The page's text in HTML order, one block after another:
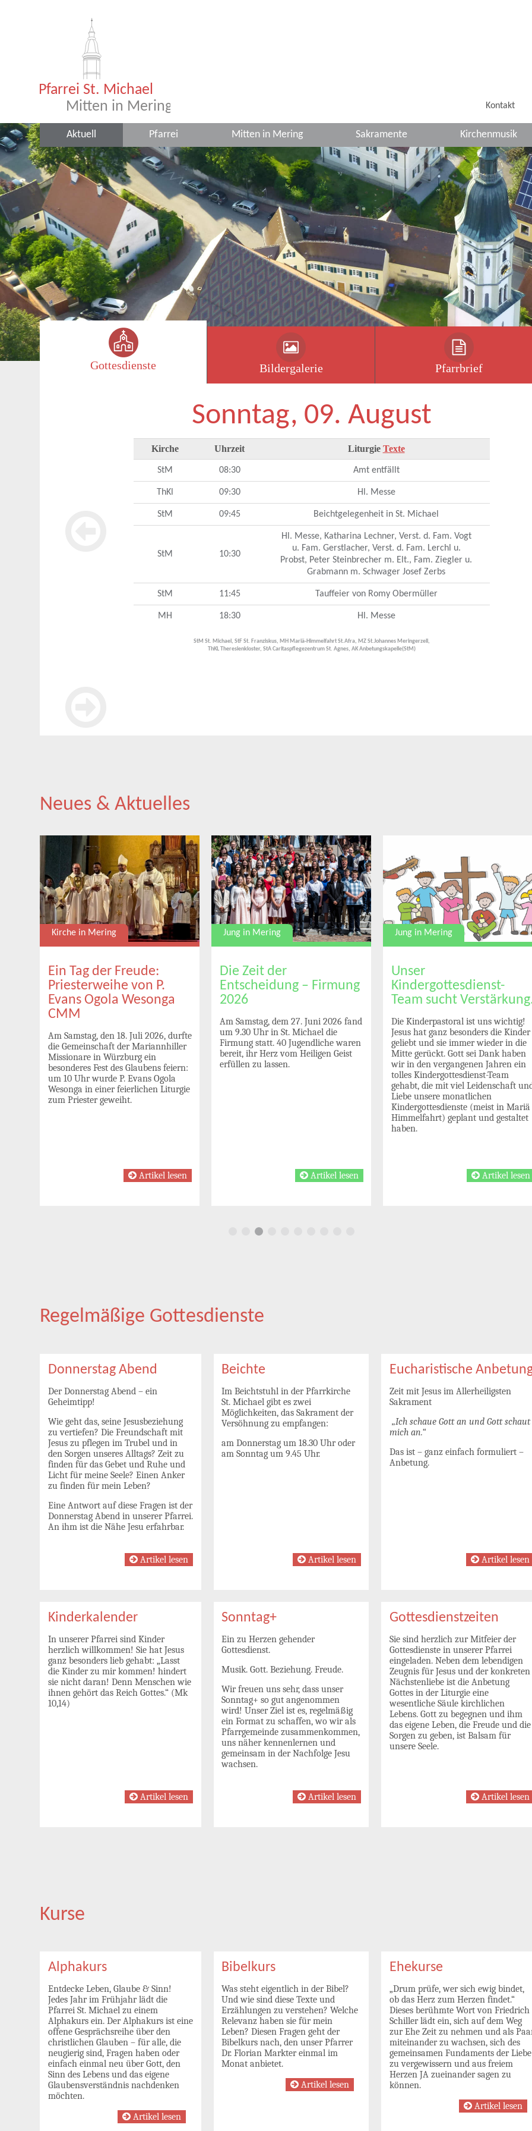
Kontakt
Aktuell Pfarrei Mitten in Mering Sakramente Kirchenmusik
Gottesdienste Bildergalerie Pfarrbrief
Sonntag, 09. August
Kirche Uhrzeit Liturgie Texte
StM 08:30 Amt entfällt
ThKl 09:30 Hl. Messe
StM 09:45 Beichtgelegenheit in St. Michael
StM 10:30
Hl. Messe, Katharina Lechner, Verst. d. Fam. Vogt
u. Fam. Gerstlacher, Verst. d. Fam. Lerchl u.
Probst, Peter Steinbrecher m. Elt., Fam. Ziegler u.
Grabmann m. Schwager Josef Zerbs
StM 11:45 Tauffeier von Romy Obermüller
MH 18:30 Hl. Messe
StM St. Michael, StF St. Franziskus, MH Mariä-Himmelfahrt St.Afra, MZ St.Johannes Meringerzell,
ThKL Theresienkloster, StA Caritaspflegezentrum St. Agnes, AK Anbetungskapelle(StM)
Neues & Aktuelles
Kirche in Mering
Ein Tag der Freude:
Priesterweihe von P.
Evans Ogola Wesonga
CMM
Am Samstag, den 18. Juli 2026, durfte
die Gemeinschaft der Mariannhiller
Missionare in Würzburg ein
besonderes Fest des Glaubens feiern:
um 10 Uhr wurde P. Evans Ogola
Wesonga in einer feierlichen Liturgie
zum Priester geweiht.
Artikel lesen
Jung in Mering
Die Zeit der
Entscheidung – Firmung
2026
Am Samstag, dem 27. Juni 2026 fand
um 9.30 Uhr in St. Michael die
Firmung statt. 40 Jugendliche waren
bereit, ihr Herz vom Heiligen Geist
erfüllen zu lassen.
Artikel lesen
Jung in Mering
Unser
Kindergottesdienst-
Team sucht
Die Kinderpastoral ist uns wichtig!
Jesus hat ganz besonders die Kinder
geliebt und sie immer wieder in die
Mitte gerückt. Gott sei Dank haben
wir in den vergangenen Jahren ein
tolles Kindergottesdienst-Team
gehabt, die mit viel Leidenschaft
Liebe unsere monatlichen
Kindergottesdienste (meist in Mariä
Himmelfahrt) geplant und gestaltet
haben.
Artikel lesen
Regelmäßige Gottesdienste
Donnerstag Abend
Der Donnerstag Abend – ein
Geheimtipp!
Wie geht das, seine Jesusbeziehung
zu vertiefen? Die Freundschaft mit
Jesus zu pflegen im Trubel und in
den Sorgen unseres Alltags? Zeit zu
finden für das Gebet und Ruhe und
Licht für meine Seele? Einen Anker
zu finden für mein Leben?
Eine Antwort auf diese Fragen ist der
Donnerstag Abend in unserer Pfarrei.
An ihm ist die Nähe Jesu erfahrbar.
Artikel lesen
Beichte
Im Beichtstuhl in der Pfarrkirche
St. Michael gibt es zwei
Möglichkeiten, das Sakrament der
Versöhnung zu empfangen:
am Donnerstag um 18.30 Uhr oder
am Sonntag um 9.45 Uhr.
Artikel lesen
Eucharistische
Zeit mit Jesus im Allerheiligsten
Sakrament
„Ich schaue Gott an und Gott schaut
mich an.“
Das ist – ganz einfach formuliert –
Anbetung.
Artikel lesen
Kinderkalender
In unserer Pfarrei sind Kinder
herzlich willkommen! Sie hat Jesus
ganz besonders lieb gehabt: „Lasst
die Kinder zu mir kommen! hindert
sie nicht daran! Denn Menschen wie
ihnen gehört das Reich Gottes.“ (Mk
10,14)
Artikel lesen
Sonntag+
Ein zu Herzen gehender
Gottesdienst.
Musik. Gott. Beziehung. Freude.
Wir freuen uns sehr, dass unser
Sonntag+ so gut angenommen
wird! Unser Ziel ist es, regelmäßig
ein Format zu schaffen, wo wir als
Pfarrgemeinde zusammenkommen,
uns näher kennenlernen und
gemeinsam in der Nachfolge Jesu
wachsen.
Artikel lesen
Gottesdienstzeiten
Sie sind herzlich zur Mitfeier der
Gottesdienste in unserer Pfarrei
eingeladen. Neben dem lebendigen
Zeugnis für Jesus und der konkreten
Nächstenliebe ist die Anbetung
Gottes in der Liturgie eine
wesentliche Säule kirchlichen
Lebens. Gott zu begegnen und ihm
das eigene Leben, die Freude und die
Sorgen zu geben, ist Balsam für
unsere Seele.
Artikel lesen
Kurse
Alphakurs
Entdecke Leben, Glaube & Sinn!
Jedes Jahr im Frühjahr lädt die
Pfarrei St. Michael zu einem
Alphakurs ein. Der Alphakurs ist eine
offene Gesprächsreihe über den
christlichen Glauben – für alle, die
neugierig sind, Fragen haben oder
einfach einmal neu über Gott, den
Sinn des Lebens und das eigene
Glaubensverständnis nachdenken
möchten.
Artikel lesen
Bibelkurs
Was steht eigentlich in der Bibel?
Und wie sind diese Texte und
Erzählungen zu verstehen? Welche
Relevanz haben sie für mein
Leben? Diesen Fragen geht der
Bibelkurs nach, den unser Pfarrer
Dr. Florian Markter einmal im
Monat anbietet.
Artikel lesen
Ehekurse
„Drum prüfe, wer sich ewig bindet,
ob das Herz zum Herzen findet.“
Dieses berühmte Wort von Friedrich
Schiller lädt ein, sich auf dem Weg
zur Ehe Zeit zu nehmen und als
miteinander zu wachsen, sich des
gemeinsamen Fundaments der Liebe
zu vergewissern und aus freiem
Herzen JA zueinander sagen zu
können.
Artikel lesen